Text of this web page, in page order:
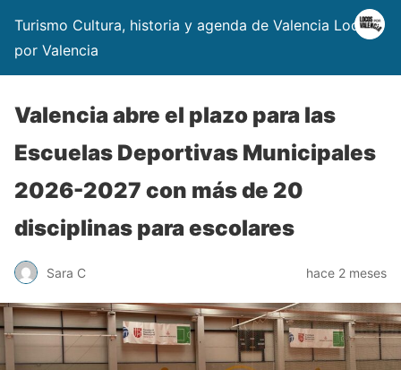
Turismo Cultura, historia y agenda de Valencia Locos
por Valencia
Valencia abre el plazo para las
Escuelas Deportivas Municipales
2026-2027 con más de 20
disciplinas para escolares
Sara C hace 2 meses